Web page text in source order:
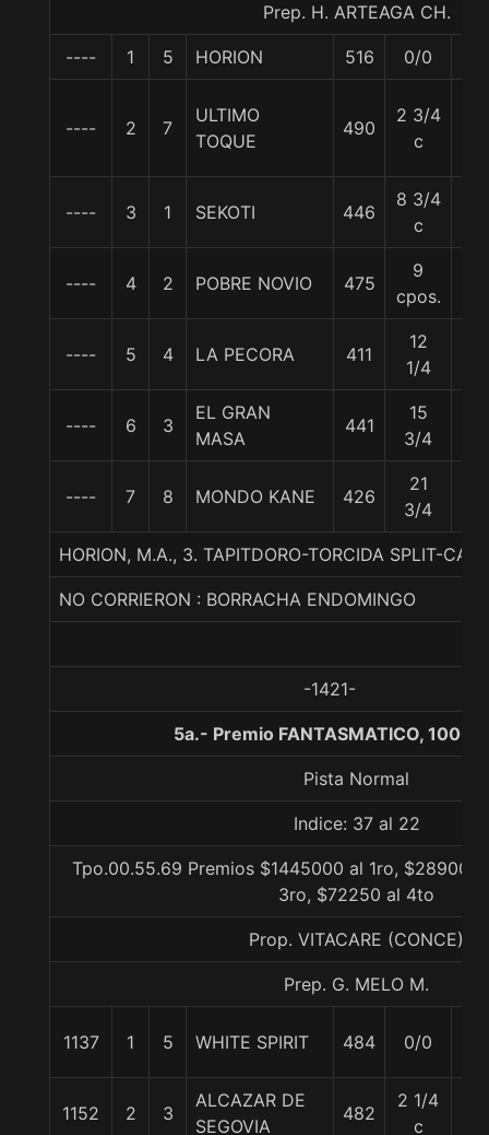
Prep. H. ARTEAGA CH.
---- 1 5 HORION 516 0/0
---- 2 7
ULTIMO
TOQUE
490
2 3/4
c
---- 3 1 SEKOTI 446
8 3/4
c
---- 4 2 POBRE NOVIO 475
9
cpos.
---- 5 4 LA PECORA 411
12
1/4
---- 6 3
EL GRAN
MASA
441
15
3/4
---- 7 8 MONDO KANE 426
21
3/4
HORION, M.A., 3. TAPITDORO-TORCIDA SPLIT-
NO CORRIERON : BORRACHA ENDOMINGO
-1421-
5a.- Premio FANTASMATICO, 1000
Pista Normal
Indice: 37 al 22
Tpo.00.55.69 Premios $1445000 al 1ro, $289000
3ro, $72250 al 4to
Prop. VITACARE (CONCE)
Prep. G. MELO M.
1137 1 5 WHITE SPIRIT 484 0/0
1152 2 3
ALCAZAR DE
SEGOVIA
482
2 1/4
c